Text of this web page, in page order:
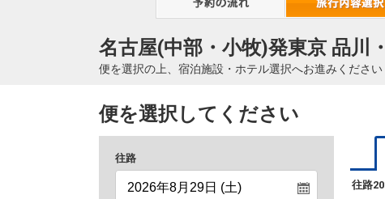
名古屋(中部・小牧)発東京 品川
便を選択の上、宿泊施設・ホテル選択へお進みください
便を選択してください
往路
往路